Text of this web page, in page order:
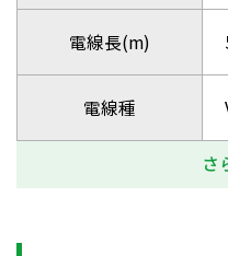
電線長(m)
電線種
さ